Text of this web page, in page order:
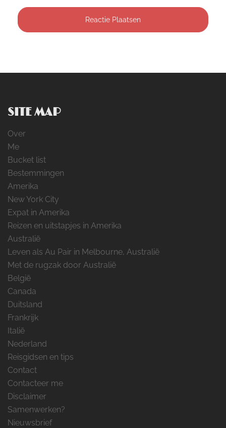
SITE MAP
Over
Me
Bucket list
Bestemmingen
Amerika
New York City
Expat in Amerika
Reizen en uitstapjes in Amerika
Australië
Leven als Au Pair in Melbourne, Australië
Met de rugzak door Australië
België
Canada
Duitsland
Frankrijk
Italië
Nederland
Reisgidsen en tips
Contact
Contacteer me
Disclaimer
Samenwerken?
Nieuwsbrief